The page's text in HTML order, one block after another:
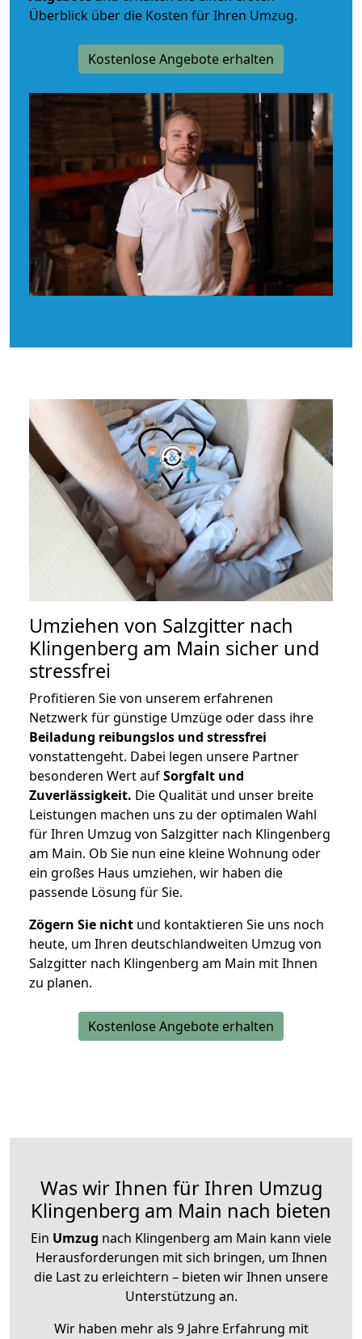
Überblick über die Kosten für Ihren Umzug.
Kostenlose Angebote erhalten
Umziehen von Salzgitter nach
Klingenberg am Main sicher und
stressfrei
Profitieren Sie von unserem erfahrenen
Netzwerk für günstige Umzüge oder dass ihre
Beiladung reibungslos und stressfrei
vonstattengeht. Dabei legen unsere Partner
besonderen Wert aufSorgfalt und
Zuverlässigkeit. Die Qualität und unser breite
Leistungen machen uns zu der optimalen Wahl
für Ihren Umzug von Salzgitter nach Klingenberg
am Main. Ob Sie nun eine kleine Wohnung oder
ein großes Haus umziehen, wir haben die
passende Lösung für Sie.
Zögern Sie nicht und kontaktieren Sie uns noch
heute, um Ihren deutschlandweiten Umzug von
Salzgitter nach Klingenberg am Main mit Ihnen
zu planen.
Kostenlose Angebote erhalten
Was wir Ihnen für Ihren Umzug
Klingenberg am Main nach bieten
Ein Umzug nach Klingenberg am Main kann viele
Herausforderungen mit sich bringen, um Ihnen
die Last zu erleichtern – bieten wir Ihnen unsere
Unterstützung an.
Wir haben mehr als 9 Jahre Erfahrung mit